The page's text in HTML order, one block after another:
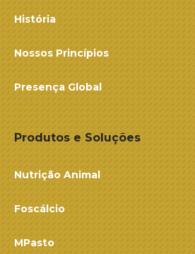
História
Nossos Princípios
Presença Global
Produtos e Soluções
Nutrição Animal
Foscálcio
MPasto